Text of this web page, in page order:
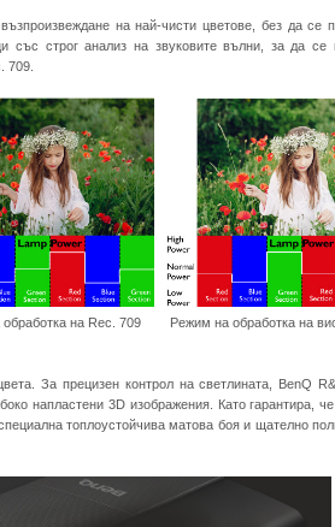
на най-чисти цветове, без да се
със строг анализ на звуковите вълни, за да се
709.
на Rec. 709 Режим на обработка на
За прецизен контрол на светлината, BenQ
напластени 3D изображения. Като гарантира,
топлоустойчива матова боя и щателно